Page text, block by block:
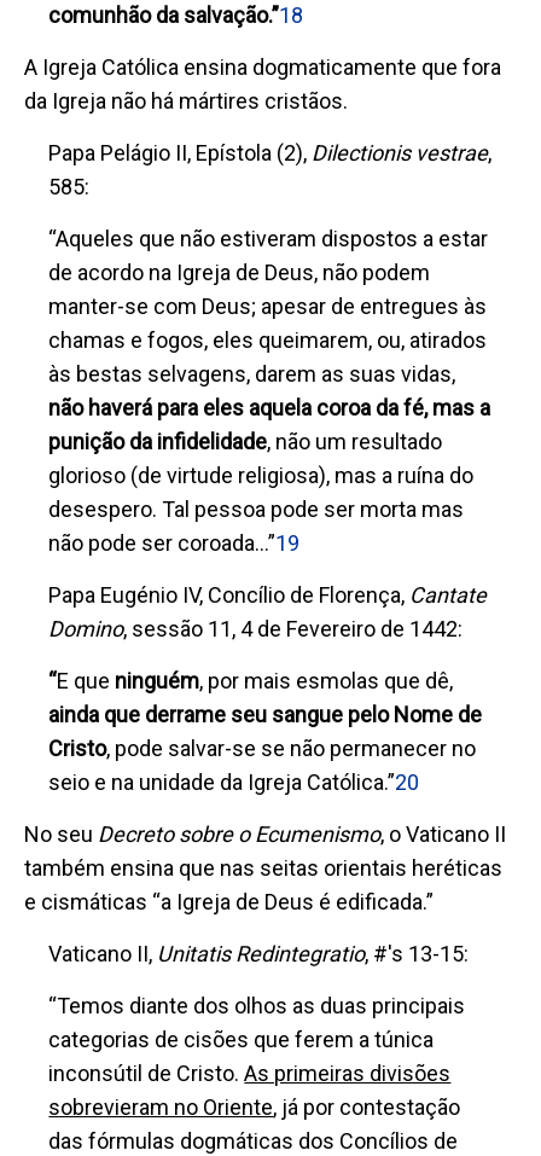
comunhão da salvação.”18
A Igreja Católica ensina dogmaticamente que fora
da Igreja não há mártires cristãos.
Papa Pelágio II, Epístola (2), Dilectionis vestrae,
585:
“Aqueles que não estiveram dispostos a estar
de acordo na Igreja de Deus, não podem
manter-se com Deus; apesar de entregues às
chamas e fogos, eles queimarem, ou, atirados
às bestas selvagens, darem as suas vidas,
não haverá para eles aquela coroa da fé, mas a
punição da infidelidade, não um resultado
glorioso (de virtude religiosa), mas a ruína do
desespero. Tal pessoa pode ser morta mas
não pode ser coroada...”19
Papa Eugénio IV, Concílio de Florença, Cantate
Domino, sessão 11, 4 de Fevereiro de 1442:
“E que ninguém, por mais esmolas que dê,
ainda que derrame seu sangue pelo Nome de
Cristo, pode salvar-se se não permanecer no
seio e na unidade da Igreja Católica.”20
No seu Decreto sobre o Ecumenismo, o Vaticano II
também ensina que nas seitas orientais heréticas
e cismáticas “a Igreja de Deus é edificada.”
Vaticano II, Unitatis Redintegratio, #'s 13-15:
“Temos diante dos olhos as duas principais
categorias de cisões que ferem a túnica
inconsútil de Cristo.As primeiras divisões
sobrevieram no Oriente, já por contestação
das fórmulas dogmáticas dos Concílios de